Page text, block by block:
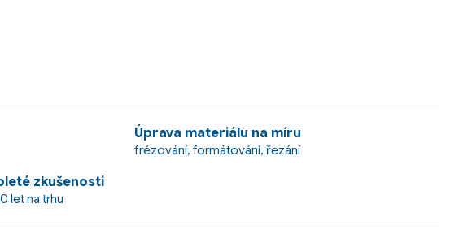
Úprava materiálu na míru
frézování, formátování, řezání
zkušenosti
let na trhu